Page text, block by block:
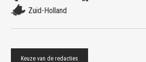
Zuid-Holland